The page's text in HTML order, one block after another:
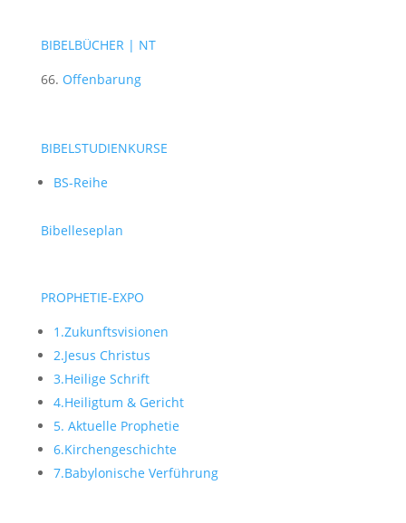
BIBELBÜCHER | NT
Offenbarung
BIBELSTUDIENKURSE
BS-Reihe
Bibelleseplan
PROPHETIE-EXPO
1.Zukunftsvisionen
2.Jesus Christus
3.Heilige Schrift
4.Heiligtum & Gericht
5. Aktuelle Prophetie
6.Kirchengeschichte
7.Babylonische Verführung